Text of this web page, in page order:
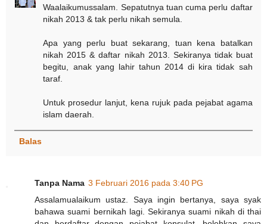
Waalaikumussalam. Sepatutnya tuan cuma perlu daftar
nikah 2013 & tak perlu nikah semula.
Apa yang perlu buat sekarang, tuan kena batalkan
nikah 2015 & daftar nikah 2013. Sekiranya tidak buat
begitu, anak yang lahir tahun 2014 di kira tidak sah
taraf.
Untuk prosedur lanjut, kena rujuk pada pejabat agama
islam daerah.
Balas
Tanpa Nama 3 Februari 2016 pada 3:40 PG
Assalamualaikum ustaz. Saya ingin bertanya, saya syak
bahawa suami bernikah lagi. Sekiranya suami nikah di thai